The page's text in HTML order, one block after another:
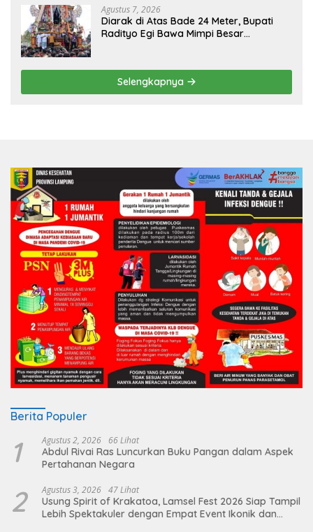
Agustus 7, 2026
Diarak di Atas Bade 24 Meter, Bupati
Radityo Egi Bawa Mimpi Besar
Selengkapnya
Berita Populer
1 Agustus 2, 2026 66 Lihat
Abdul Rivai Ras Luncurkan Buku Pangan dalam Aspek
Pertahanan Negara
2 Agustus 3, 2026 47 Lihat
Usung Spirit of Krakatoa, Lamsel Fest 2026 Siap Tampil
Lebih Spektakuler dengan Empat Event Ikonik dan